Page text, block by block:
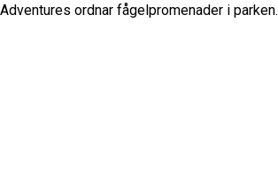
ordnar fågelpromenader i parken.